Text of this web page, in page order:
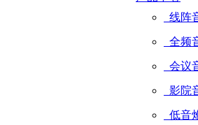
线阵
全频
会议
影院
低音